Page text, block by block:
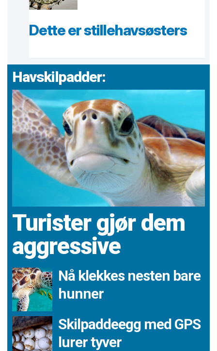
Dette er stillehavsøsters
Havskilpadder:
Turister gjør dem
aggressive
Nå klekkes nesten bare
hunner
Skilpaddeegg med GPS
lurer tyver